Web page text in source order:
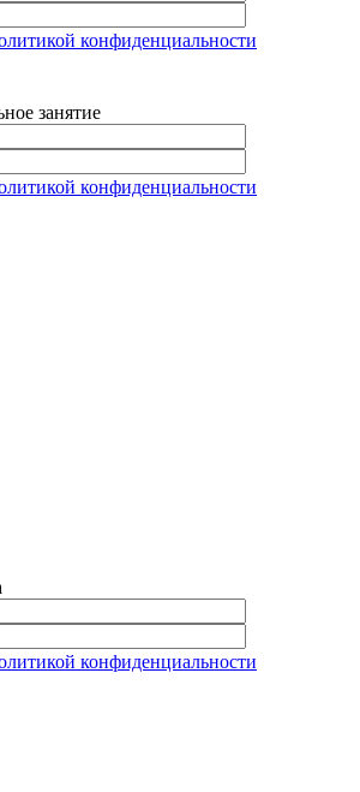
конфиденциальности
занятие
конфиденциальности
конфиденциальности